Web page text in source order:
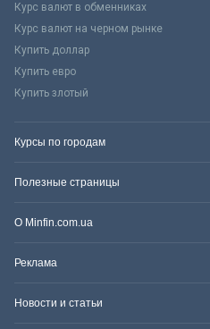
Курс валют в обменниках
Курс валют на черном рынке
Купить доллар
Купить евро
Купить злотый
Курсы по городам
Полезные страницы
О Minfin.com.ua
Реклама
Новости и статьи